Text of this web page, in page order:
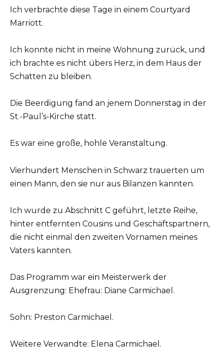
Ich verbrachte diese Tage in einem Courtyard
Marriott.
Ich konnte nicht in meine Wohnung zurück, und
ich brachte es nicht übers Herz, in dem Haus der
Schatten zu bleiben.
Die Beerdigung fand an jenem Donnerstag in der
St.-Paul’s-Kirche statt.
Es war eine große, hohle Veranstaltung.
Vierhundert Menschen in Schwarz trauerten um
einen Mann, den sie nur aus Bilanzen kannten.
Ich wurde zu Abschnitt C geführt, letzte Reihe,
hinter entfernten Cousins und Geschäftspartnern,
die nicht einmal den zweiten Vornamen meines
Vaters kannten.
Das Programm war ein Meisterwerk der
Ausgrenzung: Ehefrau: Diane Carmichael.
Sohn: Preston Carmichael.
Weitere Verwandte: Elena Carmichael.